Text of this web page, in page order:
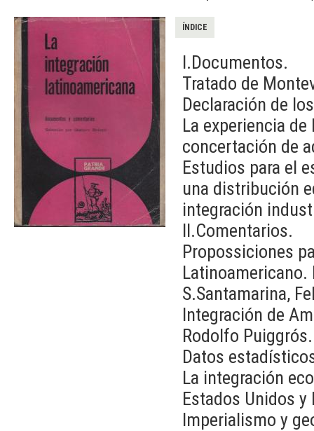
ÍNDICE
I.Documentos.
Tratado de
Declaración de
La experiencia
concertación de
Estudios para el
una distribución
integración
II.Comentarios.
Propossiciones
Latinoamericano.
S.Santamarina,
Integración de
Rodolfo Puiggrós.
Datos
La integración
Estados Unidos
Imperialismo y